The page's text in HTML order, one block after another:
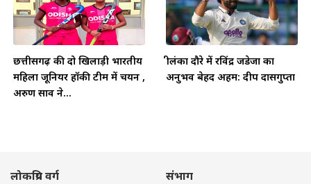
छत्तीसगढ़ की दो खिलाड़ी भारतीय
महिला जूनियर हॉकी टीम में चयन ,
अरुण साव ने...
श्रीलंका दौरे में रविंद्र जडेजा का
अनुभव बेहद अहम: दीप दासगुप्ता
लोकप्रिय वर्ग संभाग